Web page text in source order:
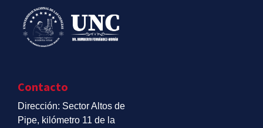
Contacto
Dirección: Sector Altos de
Pipe, kilómetro 11 de la